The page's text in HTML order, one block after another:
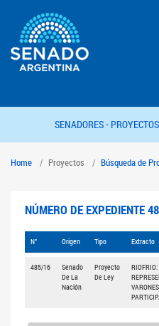
SENADORES -
Home Proyectos Búsqueda de
NÚMERO DE EXPEDIENTE
N° Origen Tipo Extracto
485/16
Senado
De La
Nación
Proyecto
De Ley
RIOFRIO: